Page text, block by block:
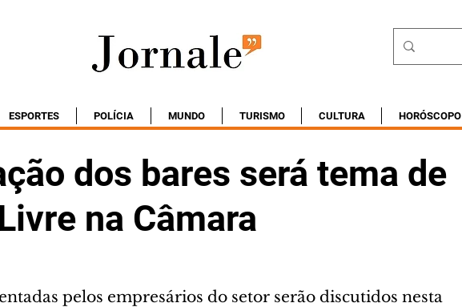
ESPORTES POLÍCIA MUNDO TURISMO CULTURA HORÓSCOPO
dos bares será tema de
na Câmara
pelos empresários do setor serão discutidos nesta